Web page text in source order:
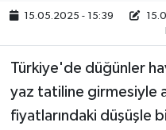
15.05.2025 - 15:39
Türkiye'de düğünler
yaz tatiline girmesiyle
fiyatlarındaki düşüşle
2024 Seçim